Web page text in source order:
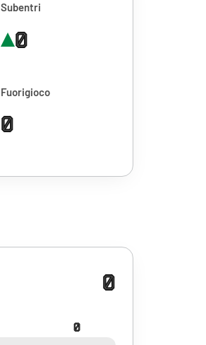
Subentri
0
Fuorigioco
0
0
0